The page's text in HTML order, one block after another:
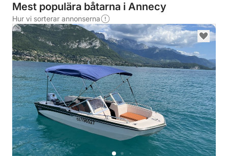
Mest populära båtarna i Annecy
Hur vi sorterar annonserna